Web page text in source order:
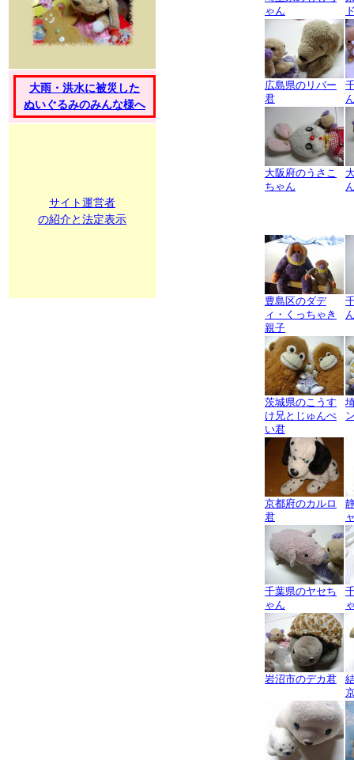
大雨・洪水に被災した
ぬいぐるみのみんな様へ
サイト運営者
の紹介と法定表示
ゃん
広島県のリバー
君
大阪府のうさこ
ちゃん
豊島区のダデ
ィ・くっちゃき
親子
茨城県のこうす
け兄とじゅんぺ
い君
京都府のカルロ
君
千葉県のヤセち
ゃん
岩沼市のデカ君